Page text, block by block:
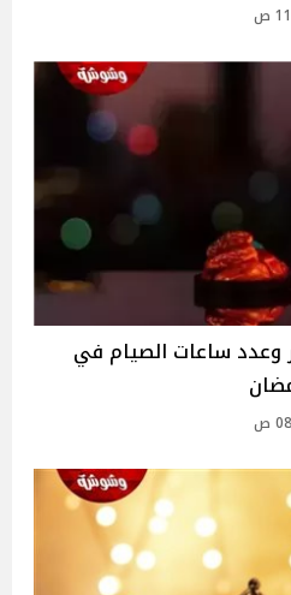
وعدد ساعات الصيام في